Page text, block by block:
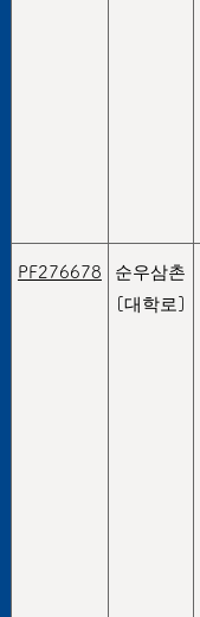
PF276678
순우삼촌
[대학로]